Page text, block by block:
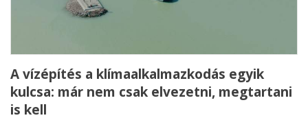
A vízépítés a klímaalkalmazkodás egyik
kulcsa: már nem csak elvezetni, megtartani
is kell